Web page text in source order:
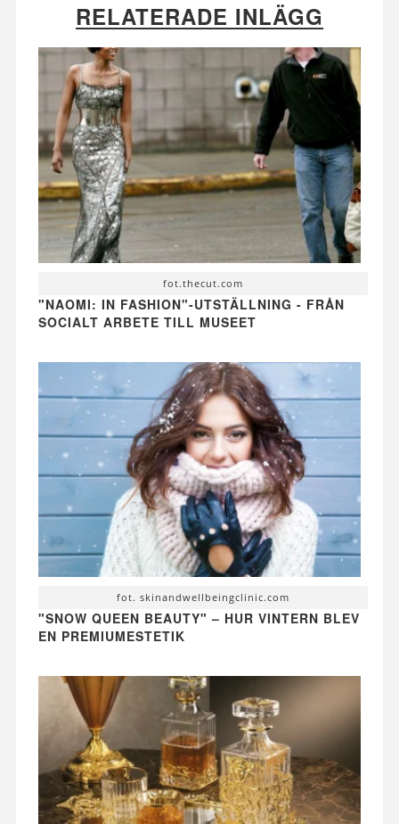
RELATERADE INLÄGG
fot.thecut.com
"NAOMI: IN FASHION"-UTSTÄLLNING - FRÅN
SOCIALT ARBETE TILL MUSEET
fot. skinandwellbeingclinic.com
"SNOW QUEEN BEAUTY" – HUR VINTERN BLEV
EN PREMIUMESTETIK